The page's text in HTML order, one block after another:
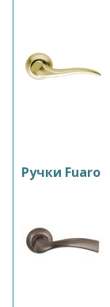
Ручки Fuaro